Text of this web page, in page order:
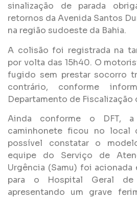
sinalização de parada
retornos da Avenida Santos
na região sudoeste da Bahia.
A colisão foi registrada na
por volta das 15h40. O
fugido sem prestar socorro
contrário, conforme
Departamento de Fiscalização
Ainda conforme o DFT,
caminhonete ficou no local
possível constatar o
equipe do Serviço de
Urgência (Samu) foi
para o Hospital Geral de
apresentando um grave